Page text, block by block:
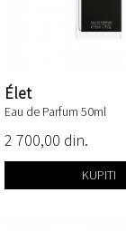
Élet
Eau de Parfum 50ml
2 700,00 din.
KUPITI